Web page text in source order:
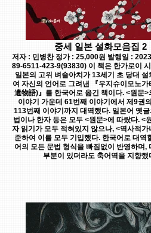
중세 일본 설화모음집 2
저자 : 민병찬 정가 : 25,000원 발행일 :
89-6511-423-9(93830) 이 책은 한가로이
일본의 고위 벼슬아치가 13세기 초 당대 설
여 자신의 언어로 그려낸 『우지슈이모노가
遺物語)』를 한국어로 옮긴 책이다. <원문>
이야기 가운데 61번째 이야기에서 제9권
113번째 이야기까지 대역했다. 일본어 옛
법이나 한자 등은 모두 <원문>에 따랐다. <
자 읽기가 모두 적혀있지 않으나, <역사적가
준하여 이를 모두 기입했다. 한국어로 대역
어의 모든 문법 형식을 빠짐없이 반영하며,
부분이 있더라도 축어역을 지향했